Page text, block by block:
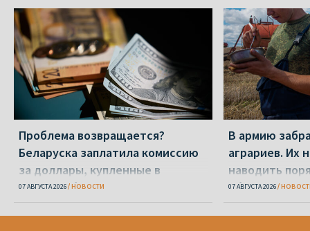
Проблема возвращается?
Беларуска заплатила комиссию
за доллары, купленные в
«Беларусбанке»
07 АВГУСТА 2026 НОВОСТИ
В армию
аграриев. Их
наводить
области
07 АВГУСТА 2026